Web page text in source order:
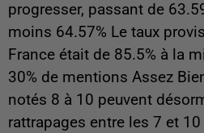
progresser, passant de
moins 64.57% Le taux
France était de 85.5% à la
30% de mentions Assez
notés 8 à 10 peuvent
rattrapages entre les 7 et